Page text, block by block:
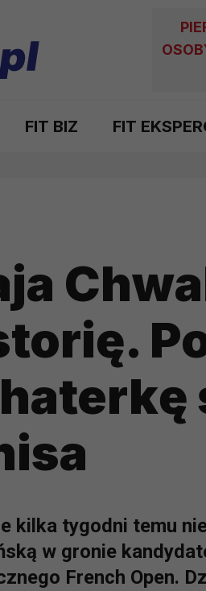
FIT BIZ FIT
kilka tygodni temu
w gronie
French Open.